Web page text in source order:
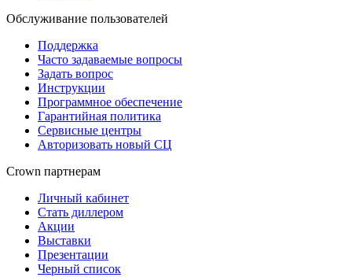
Обслуживание пользователей
Поддержка
Часто задаваемые вопросы
Задать вопрос
Инструкции
Программное обеспечение
Гарантийная политика
Сервисные центры
Авторизовать новый СЦ
Crown партнерам
Личный кабинет
Стать диллером
Акции
Выставки
Презентации
Черный список